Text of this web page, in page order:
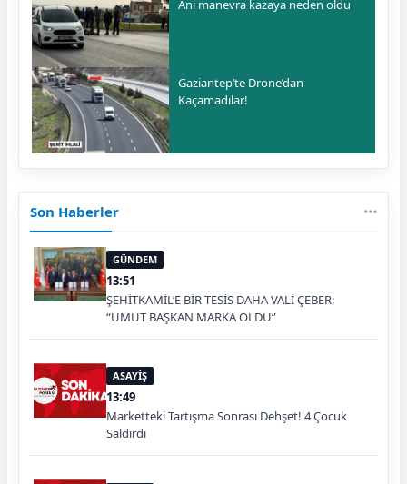
Ani manevra kazaya neden oldu
Gaziantep’te Drone’dan
Kaçamadılar!
Son Haberler
GÜNDEM
13:51
ŞEHİTKAMİL’E BİR TESİS DAHA VALİ ÇEBER:
“UMUT BAŞKAN MARKA OLDU”
ASAYİŞ
13:49
Marketteki Tartışma Sonrası Dehşet! 4 Çocuk
Saldırdı